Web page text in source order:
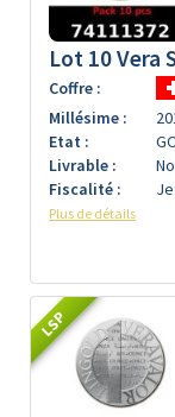
Lot 10 Vera
Coffre :
Millésime :
Etat :
Livrable :
Fiscalité :
Plus de détails
LSP